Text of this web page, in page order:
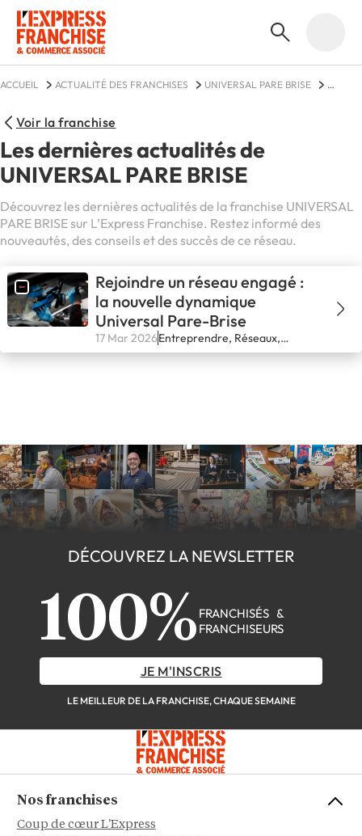
ACCUEIL ACTUALITÉ DES FRANCHISES
UNIVERSAL PARE BRISE
Voir la franchise
Les dernières actualités de
UNIVERSAL PARE BRISE
Découvrez les dernières actualités de la franchise UNIVERSAL
PARE BRISE sur L’Express Franchise. Restez informé des
nouveautés, des conseils et des succès de ce réseau.
Rejoindre un réseau engagé :
la nouvelle dynamique
Universal Pare-Brise
17 Mar 2026Entreprendre, Réseaux,
Secteurs, Se lancer
DÉCOUVREZ LA NEWSLETTER
100% FRANCHISÉS &
FRANCHISEURS
JE M'INSCRIS
LE MEILLEUR DE LA FRANCHISE, CHAQUE SEMAINE
Nos franchises
Coup de cœur L'Express